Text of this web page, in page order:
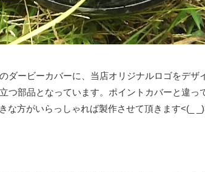
ダービーカバーに、当店オリジナルロゴをデ
つ部品となっています。ポイントカバーと違っ
な方がいらっしゃれば製作させて頂きます<(_